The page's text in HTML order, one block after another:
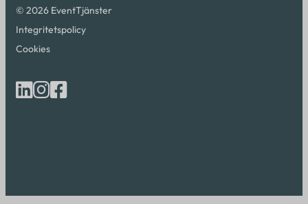
© 2026 EventTjänster
Integritetspolicy
Cookies